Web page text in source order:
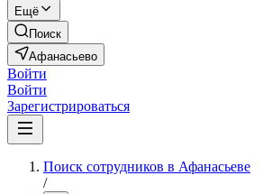
Ещё
Поиск
Афанасьево
Войти
Войти
Зарегистрироваться
Поиск сотрудников в Афанасьеве
/